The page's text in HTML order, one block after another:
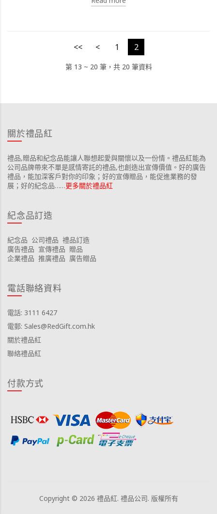
<< < 1 2
第 13 ~ 20 筆，共 20 筆資料
關於禮品紅
禮品,贈品和紀念品能讓人聯想起愛與關懷以及一份情。禮品紅能為
公司品牌帶來不單是感情寄託的禮品,也創造出宣傳價值。好的廣告
禮品，能加深客戶對你的印象；好的宣傳贈品，能促進業務的發
展；好的紀念品……更多關於禮品紅
紀念品訂造
紀念品 公司禮品 禮品訂造
廣告禮品 宣傳禮品 贈品
企業禮品 推廣禮品 廣告贈品
電話聯絡資料
電話: 3111 6427
電郵: Sales@RedGift.com.hk
關於禮品紅
聯絡禮品紅
付款方式
Copyright © 2026 禮品紅. 禮品公司. 版權所有